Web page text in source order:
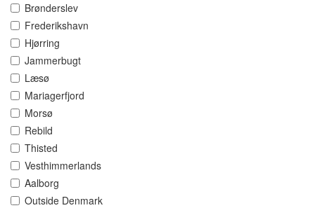
Brønderslev
Frederikshavn
Hjørring
Jammerbugt
Læsø
Mariagerfjord
Morsø
Rebild
Thisted
Vesthimmerlands
Aalborg
Outside Denmark